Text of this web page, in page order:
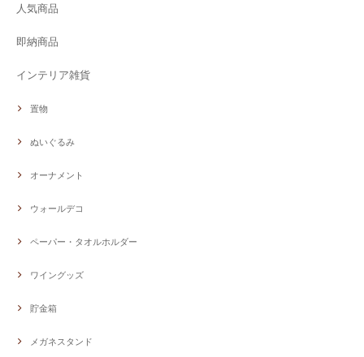
人気商品
即納商品
インテリア雑貨
置物
ぬいぐるみ
オーナメント
ウォールデコ
ペーパー・タオルホルダー
ワイングッズ
貯金箱
メガネスタンド